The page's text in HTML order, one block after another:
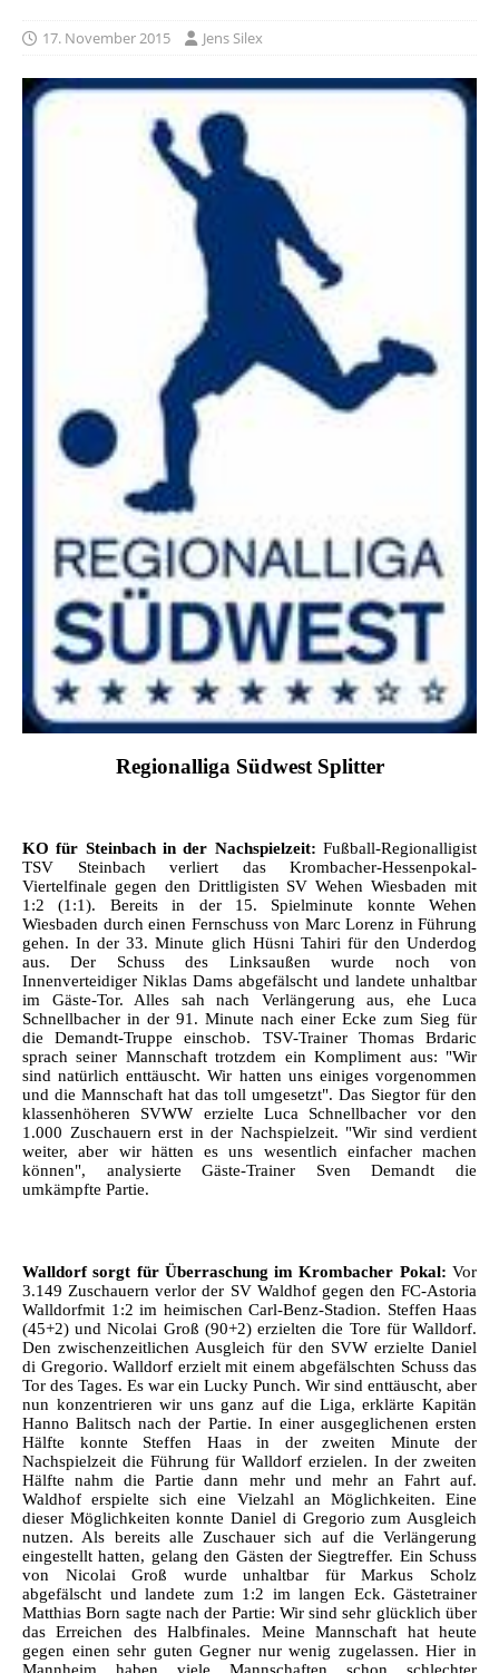
17. November 2015 Jens Silex
Regionalliga Südwest Splitter
KO für Steinbach in der Nachspielzeit: Fußball-Regionalligist
TSV Steinbach verliert das Krombacher-Hessenpokal-
Viertelfinale gegen den Drittligisten SV Wehen Wiesbaden mit
1:2 (1:1). Bereits in der 15. Spielminute konnte Wehen
Wiesbaden durch einen Fernschuss von Marc Lorenz in Führung
gehen. In der 33. Minute glich Hüsni Tahiri für den Underdog
aus. Der Schuss des Linksaußen wurde noch von
Innenverteidiger Niklas Dams abgefälscht und landete unhaltbar
im Gäste-Tor. Alles sah nach Verlängerung aus, ehe Luca
Schnellbacher in der 91. Minute nach einer Ecke zum Sieg für
die Demandt-Truppe einschob. TSV-Trainer Thomas Brdaric
sprach seiner Mannschaft trotzdem ein Kompliment aus: "Wir
sind natürlich enttäuscht. Wir hatten uns einiges vorgenommen
und die Mannschaft hat das toll umgesetzt". Das Siegtor für den
klassenhöheren SVWW erzielte Luca Schnellbacher vor den
1.000 Zuschauern erst in der Nachspielzeit. "Wir sind verdient
weiter, aber wir hätten es uns wesentlich einfacher machen
können", analysierte Gäste-Trainer Sven Demandt die
umkämpfte Partie.
Walldorf sorgt für Überraschung im Krombacher Pokal: Vor
3.149 Zuschauern verlor der SV Waldhof gegen den FC-Astoria
Walldorfmit 1:2 im heimischen Carl-Benz-Stadion. Steffen Haas
(45+2) und Nicolai Groß (90+2) erzielten die Tore für Walldorf.
Den zwischenzeitlichen Ausgleich für den SVW erzielte Daniel
di Gregorio. Walldorf erzielt mit einem abgefälschten Schuss das
Tor des Tages. Es war ein Lucky Punch. Wir sind enttäuscht, aber
nun konzentrieren wir uns ganz auf die Liga, erklärte Kapitän
Hanno Balitsch nach der Partie. In einer ausgeglichenen ersten
Hälfte konnte Steffen Haas in der zweiten Minute der
Nachspielzeit die Führung für Walldorf erzielen. In der zweiten
Hälfte nahm die Partie dann mehr und mehr an Fahrt auf.
Waldhof erspielte sich eine Vielzahl an Möglichkeiten. Eine
dieser Möglichkeiten konnte Daniel di Gregorio zum Ausgleich
nutzen. Als bereits alle Zuschauer sich auf die Verlängerung
eingestellt hatten, gelang den Gästen der Siegtreffer. Ein Schuss
von Nicolai Groß wurde unhaltbar für Markus Scholz
abgefälscht und landete zum 1:2 im langen Eck. Gästetrainer
Matthias Born sagte nach der Partie: Wir sind sehr glücklich über
das Erreichen des Halbfinales. Meine Mannschaft hat heute
gegen einen sehr guten Gegner nur wenig zugelassen. Hier in
Mannheim haben viele Mannschaften schon schlechter